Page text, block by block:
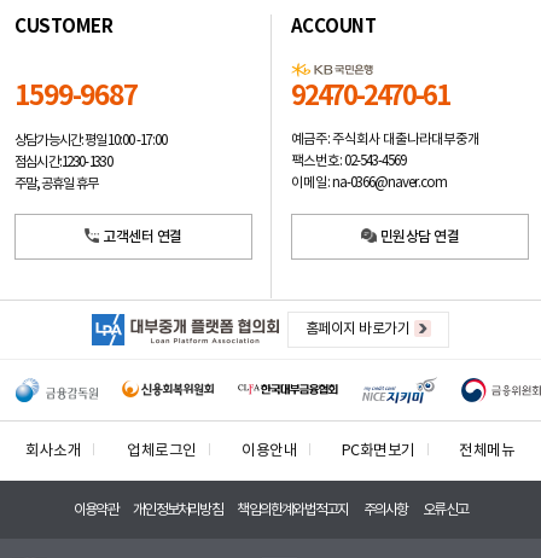
CUSTOMER
1599-9687
상담가능시간: 평일10:00 -17:00
점심시간: 12:30 - 13:30
주말, 공휴일 휴무
고객센터 연결
ACCOUNT
92470-2470-61
예금주: 주식회사 대출나라대부중개
팩스번호: 02-543-4569
이메일: na-0366@naver.com
민원상담 연결
홈페이지 바로가기
회사소개 업체로그인 이용안내 PC화면보기 전체메뉴
이용약관 개인정보처리방침 책임의한계와법적고지 주의사항 오류신고